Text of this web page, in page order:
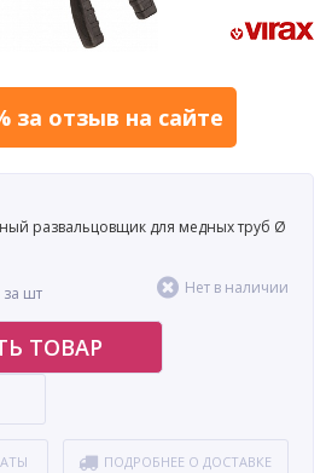
за отзыв на сайте
развальцовщик для медных труб Ø
за шт Нет в наличии
ТОВАР
ПОДРОБНЕЕ О ДОСТАВКЕ